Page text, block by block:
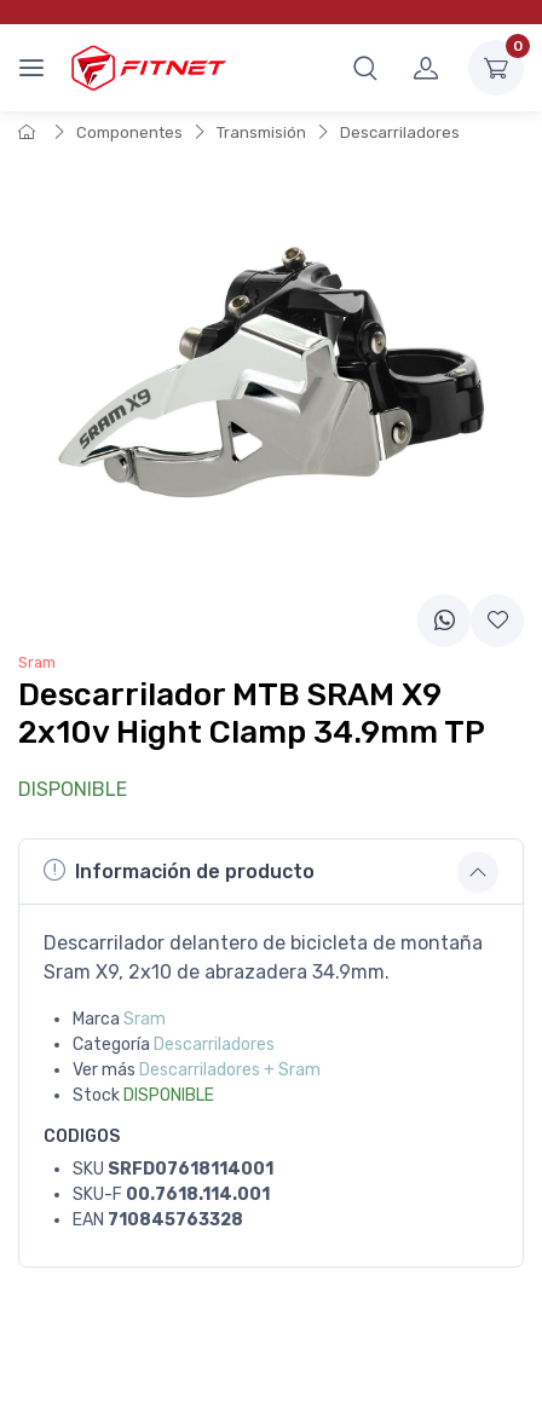
0
Componentes Transmisión Descarriladores
Sram
Descarrilador MTB SRAM X9
2x10v Hight Clamp 34.9mm TP
DISPONIBLE
Información de producto
Descarrilador delantero de bicicleta de montaña
Sram X9, 2x10 de abrazadera 34.9mm.
Marca Sram
Categoría Descarriladores
Ver más Descarriladores + Sram
Stock DISPONIBLE
CODIGOS
SKU SRFD07618114001
SKU-F 00.7618.114.001
EAN 710845763328